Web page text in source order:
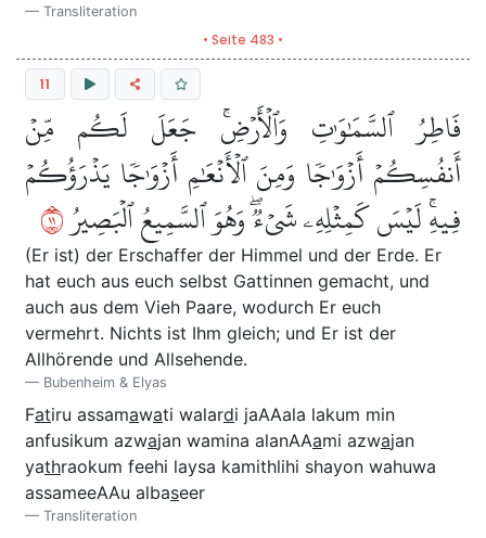
Transliteration
• Seite 483 •
11
فَاطِرُ ٱلسَّمَٰوَٰتِ وَٱلۡأَرۡضِۚ جَعَلَ لَكُم مِّنۡ
أَنفُسِكُمۡ أَزۡوَٰجٗا وَمِنَ ٱلۡأَنۡعَٰمِ أَزۡوَٰجٗا يَذۡرَؤُكُمۡ
فِيهِۚ لَيۡسَ كَمِثۡلِهِۦ شَيۡءٞۖ وَهُوَ ٱلسَّمِيعُ ٱلۡبَصِيرُ١١
(Er ist) der Erschaffer der Himmel und der Erde. Er
hat euch aus euch selbst Gattinnen gemacht, und
auch aus dem Vieh Paare, wodurch Er euch
vermehrt. Nichts ist Ihm gleich; und Er ist der
Allhörende und Allsehende.
Bubenheim & Elyas
Fatiru assamawati walardi jaAAala lakum min
anfusikum azwajan wamina alanAAami azwajan
yathraokum feehi laysa kamithlihi shayon wahuwa
assameeAAu albaseer
Transliteration